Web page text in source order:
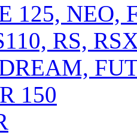
125, NEO,
RS,
150